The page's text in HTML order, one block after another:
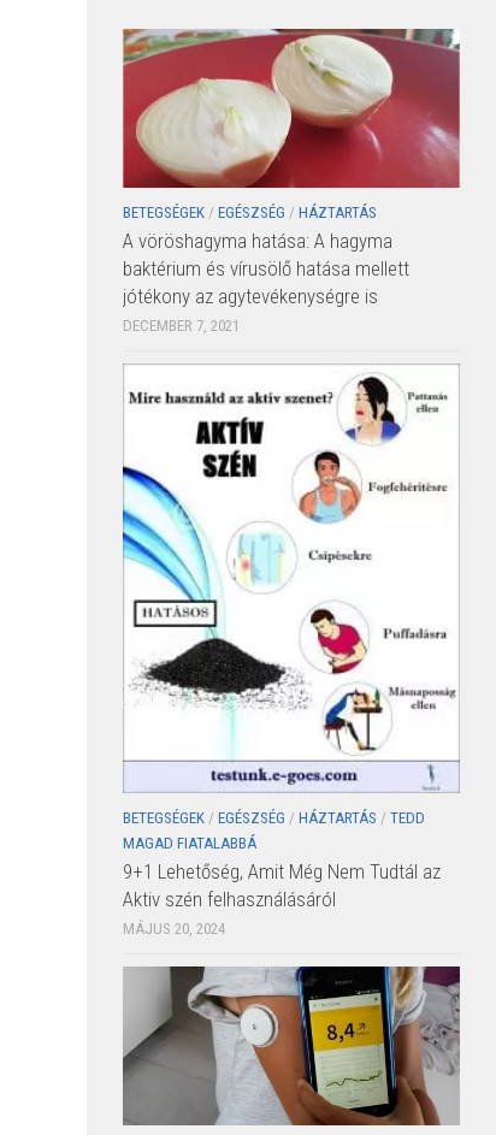
BETEGSÉGEK / EGÉSZSÉG / HÁZTARTÁS
A vöröshagyma hatása: A hagyma
baktérium és vírusölő hatása mellett
jótékony az agytevékenységre is
DECEMBER 7, 2021
BETEGSÉGEK / EGÉSZSÉG / HÁZTARTÁS / TEDD
MAGAD FIATALABBÁ
9+1 Lehetőség, Amit Még Nem Tudtál az
Aktiv szén felhasználásáról
MÁJUS 20, 2024